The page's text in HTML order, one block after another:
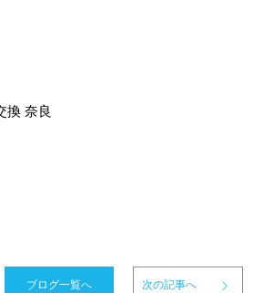
換 奈良
ブログ一覧へ 次の記事へ